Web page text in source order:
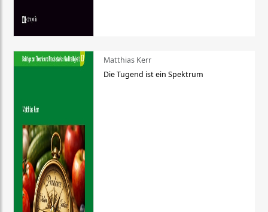
Matthias Kerr
Die Tugend ist ein Spektrum